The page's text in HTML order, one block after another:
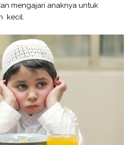
mengajari anaknya untuk
kecil.